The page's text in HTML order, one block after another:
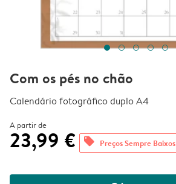
Com os pés no chão
Calendário fotográfico duplo A4
A partir de
23,99 € offers Preços Sempre Baixos